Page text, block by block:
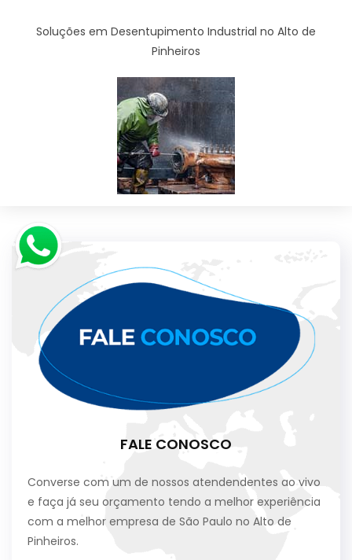
Soluções em Desentupimento Industrial no Alto de
Pinheiros
FALE CONOSCO
Converse com um de nossos atendendentes ao vivo
e faça já seu orçamento tendo a melhor experiência
com a melhor empresa de São Paulo no Alto de
Pinheiros.